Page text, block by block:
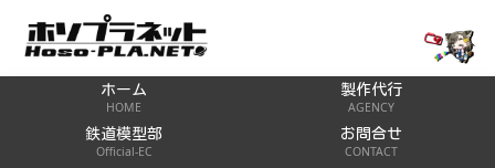
ホーム
HOME
製作代行
AGENCY
鉄道模型部
Official-EC
お問合せ
CONTACT